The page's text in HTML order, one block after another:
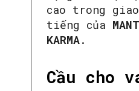
cao trong
tiếng của
KARMA.
Cầu cho